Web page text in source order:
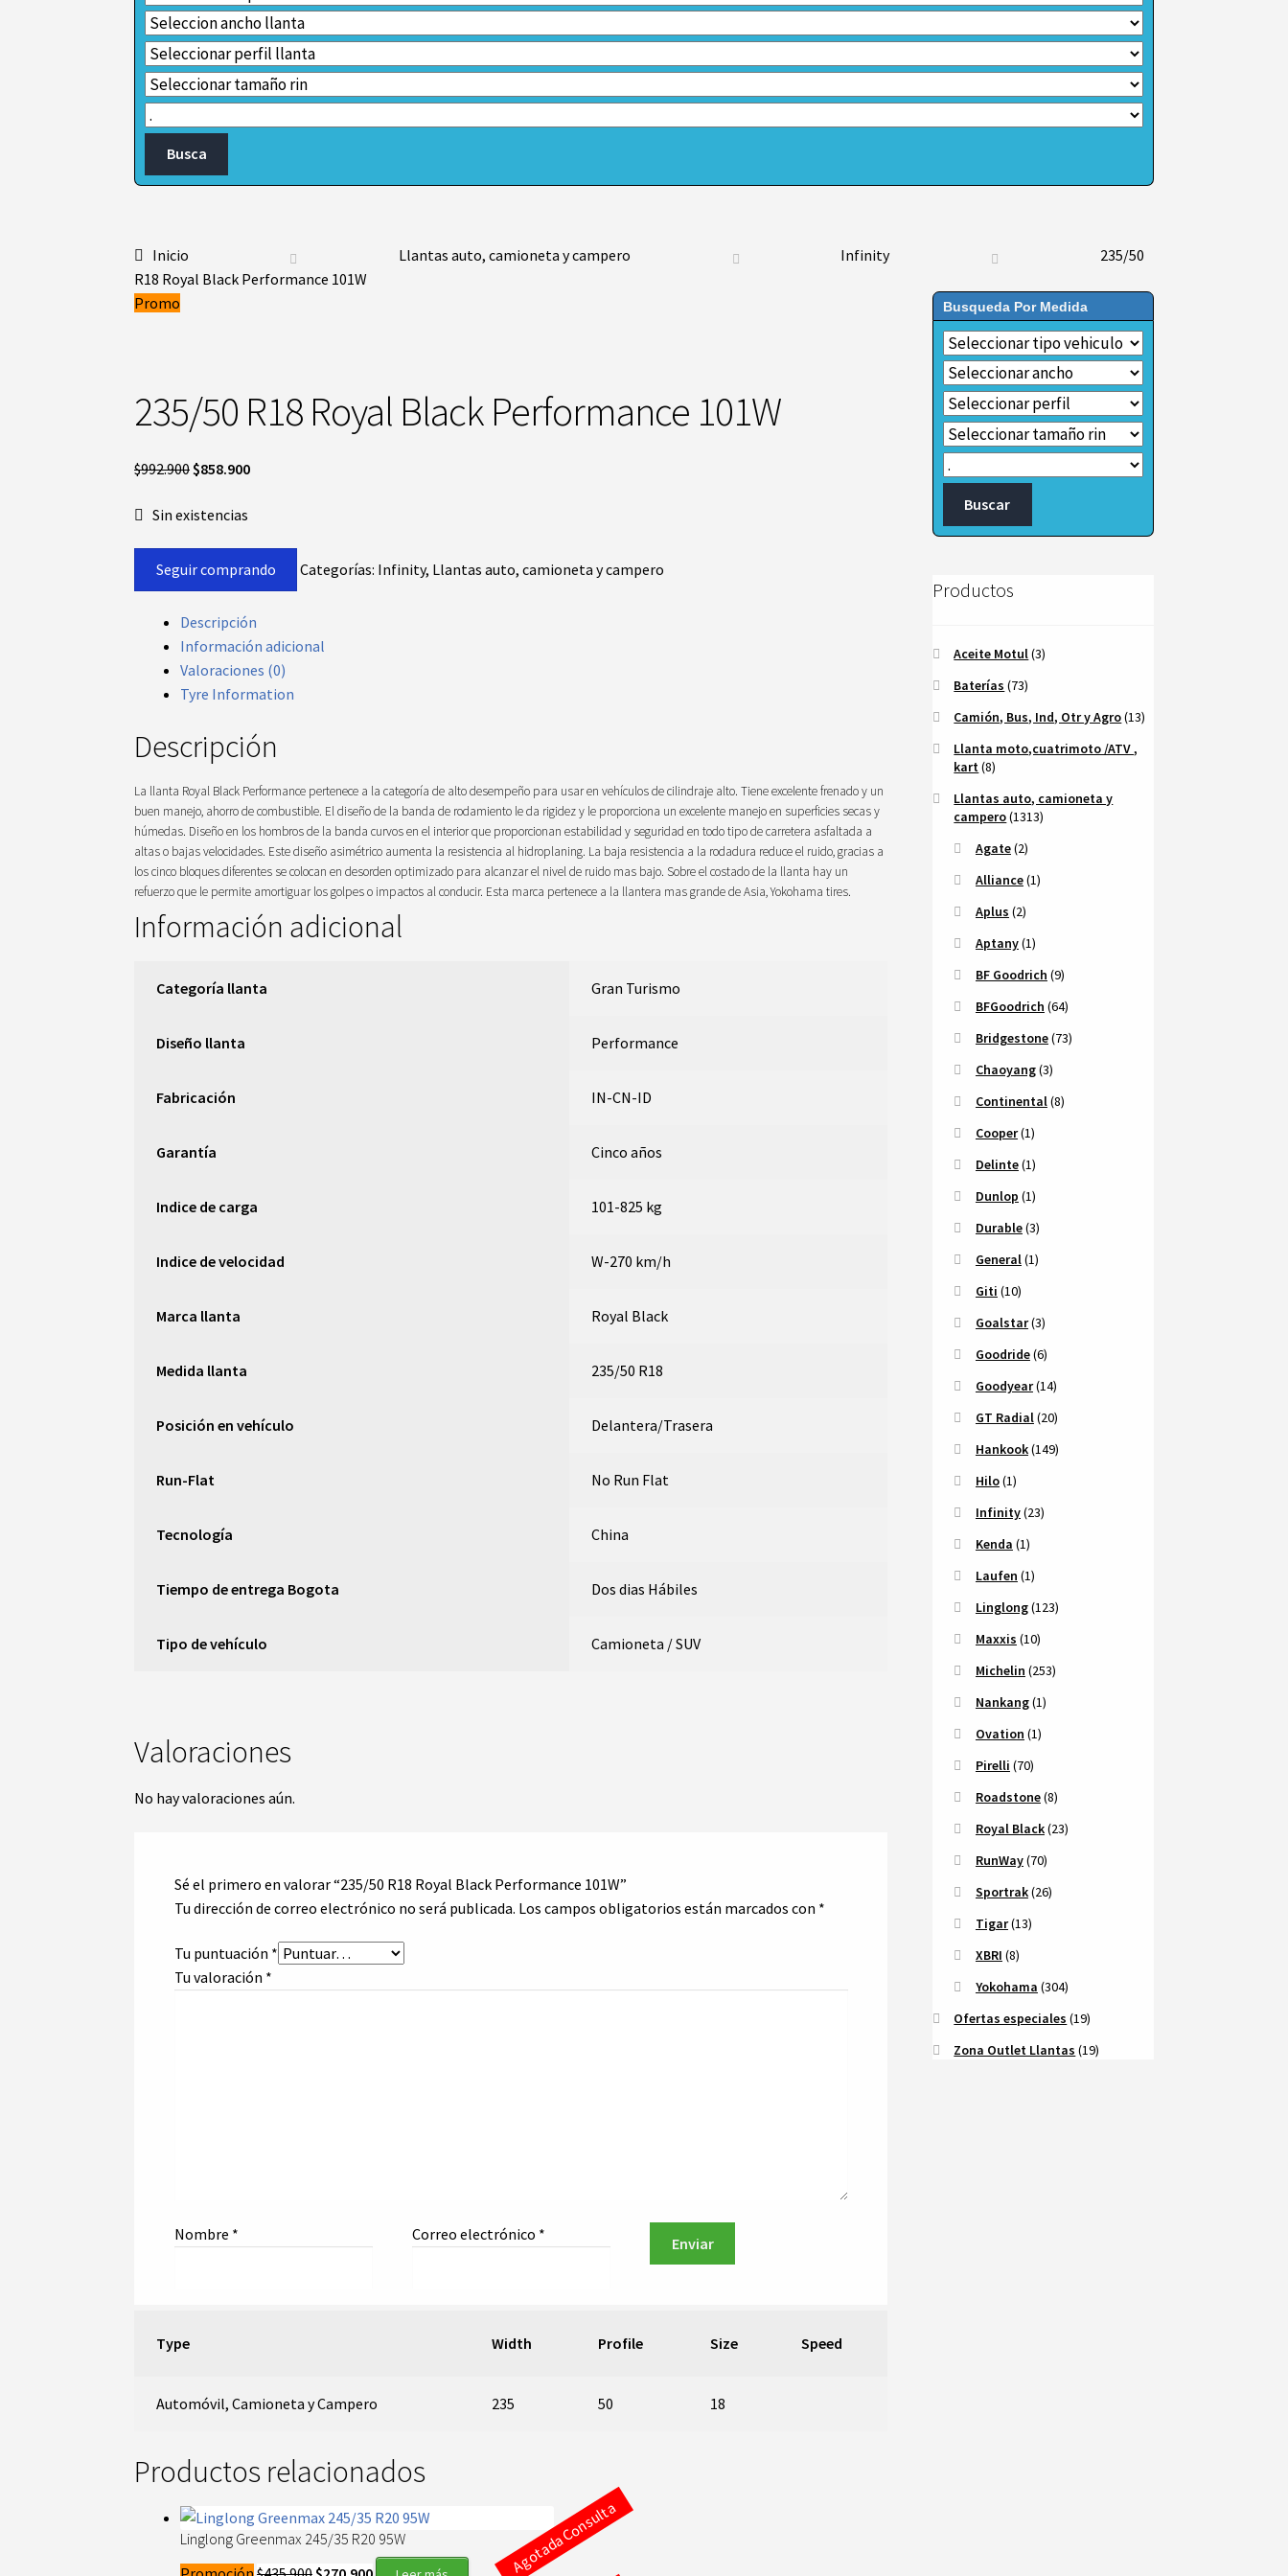
Inicio Llantas auto, camioneta y campero Infinity
235/50
R18 Royal Black Performance 101W
Promo
235/50 R18 Royal Black Performance 101W
$992.900 El
original
$992.900.
$858.900El
$858.900.
Sin existencias
Seguir comprando Categorías: Infinity, Llantas auto, camioneta y campero
Descripción
Información adicional
Valoraciones (0)
Tyre Information
Descripción
La llanta Royal Black Performance pertenece a la categoría de alto desempeño para usar en vehículos de cilindraje alto. Tiene excelente frenado y un
buen manejo, ahorro de combustible. El diseño de la banda de rodamiento le da rigidez y le proporciona un excelente manejo en superficies secas y
húmedas. Diseño en los hombros de la banda curvos en el interior que proporcionan estabilidad y seguridad en todo tipo de carretera asfaltada a
altas o bajas velocidades. Este diseño asimétrico aumenta la resistencia al hidroplaning. La baja resistencia a la rodadura reduce el ruido, gracias a
los cinco bloques diferentes se colocan en desorden optimizado para alcanzar el nivel de ruido mas bajo. Sobre el costado de la llanta hay un
refuerzo que le permite amortiguar los golpes o impactos al conducir. Esta marca pertenece a la llantera mas grande de Asia, Yokohama tires.
Información adicional
Categoría llanta Gran Turismo
Diseño llanta Performance
Fabricación IN-CN-ID
Garantía Cinco años
Indice de carga 101-825 kg
Indice de velocidad W-270 km/h
Marca llanta Royal Black
Medida llanta 235/50 R18
Posición en vehículo Delantera/Trasera
Run-Flat No Run Flat
Tecnología China
Tiempo de entrega Bogota Dos dias Hábiles
Tipo de vehículo Camioneta / SUV
Valoraciones
No hay valoraciones aún.
Sé el primero en valorar “235/50 R18 Royal Black Performance 101W”
Tu dirección de correo electrónico no será publicada. Los campos obligatorios están marcados con *
Tu puntuación *
Tu valoración *
Nombre * Correo electrónico *
Type Width Profile Size Speed
Automóvil, Camioneta y Campero 235 50 18
Productos relacionados
Linglong Greenmax 245/35 R20 95W
El
El
Agotada Consulta
Busqueda Por Medida
Productos
Aceite Motul(3)
Baterías (73)
Camión, Bus, Ind, Otr y Agro(13)
Llanta moto,cuatrimoto /ATV ,
kart(8)
Llantas auto, camioneta y
campero(1313)
Agate(2)
Alliance(1)
Aplus (2)
Aptany(1)
BF Goodrich (9)
BFGoodrich (64)
Bridgestone(73)
Chaoyang(3)
Continental(8)
Cooper(1)
Delinte(1)
Dunlop (1)
Durable(3)
General(1)
Giti (10)
Goalstar(3)
Goodride(6)
Goodyear(14)
GT Radial(20)
Hankook(149)
Hilo(1)
Infinity(23)
Kenda (1)
Laufen (1)
Linglong(123)
Maxxis (10)
Michelin (253)
Nankang(1)
Ovation (1)
Pirelli (70)
Roadstone(8)
Royal Black(23)
RunWay(70)
Sportrak(26)
Tigar(13)
XBRI (8)
Yokohama (304)
Ofertas especiales (19)
Zona Outlet Llantas (19)